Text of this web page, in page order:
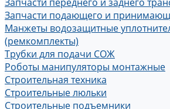
Запчасти подающего и
Манжеты водозащитные
(ремкомплекты)
Трубки для подачи СОЖ
Роботы манипуляторы монтажные
Строительная техника
Строительные люльки
Строительные подъемники